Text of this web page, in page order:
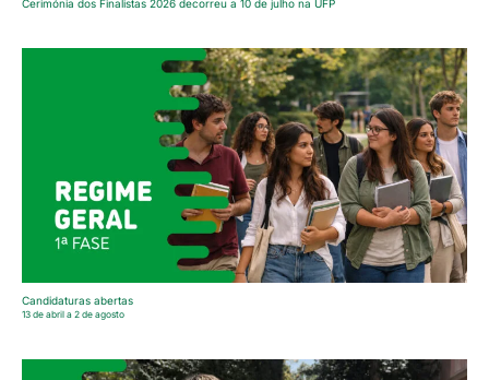
Cerimónia dos Finalistas 2026 decorreu a 10 de julho na UFP
Candidaturas abertas
13 de abril a 2 de agosto